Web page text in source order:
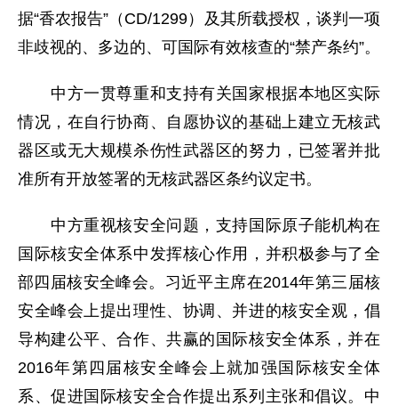
据“香农报告”（CD/1299）及其所载授权，谈判一项
非歧视的、多边的、可国际有效核查的“禁产条约”。
中方一贯尊重和支持有关国家根据本地区实际
情况，在自行协商、自愿协议的基础上建立无核武
器区或无大规模杀伤性武器区的努力，已签署并批
准所有开放签署的无核武器区条约议定书。
中方重视核安全问题，支持国际原子能机构在
国际核安全体系中发挥核心作用，并积极参与了全
部四届核安全峰会。习近平主席在2014年第三届核
安全峰会上提出理性、协调、并进的核安全观，倡
导构建公平、合作、共赢的国际核安全体系，并在
2016年第四届核安全峰会上就加强国际核安全体
系、促进国际核安全合作提出系列主张和倡议。中